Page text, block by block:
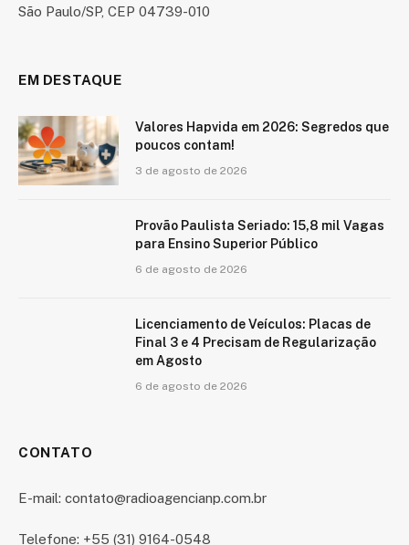
São Paulo/SP, CEP 04739-010
EM DESTAQUE
Valores Hapvida em 2026: Segredos que
poucos contam!
3 de agosto de 2026
Provão Paulista Seriado: 15,8 mil Vagas
para Ensino Superior Público
6 de agosto de 2026
Licenciamento de Veículos: Placas de
Final 3 e 4 Precisam de Regularização
em Agosto
6 de agosto de 2026
CONTATO
E-mail: contato@radioagencianp.com.br
Telefone: +55 (31) 9164-0548